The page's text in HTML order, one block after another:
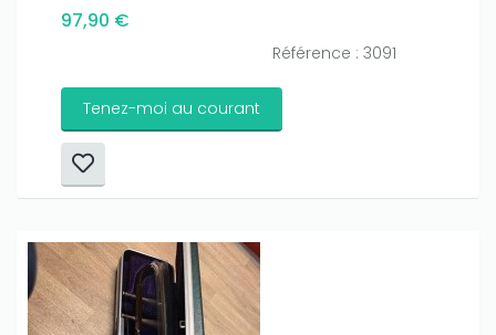
97,90 €
Référence : 3091
Tenez-moi au courant